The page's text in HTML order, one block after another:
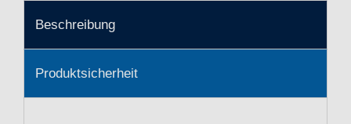
Beschreibung
Produktsicherheit